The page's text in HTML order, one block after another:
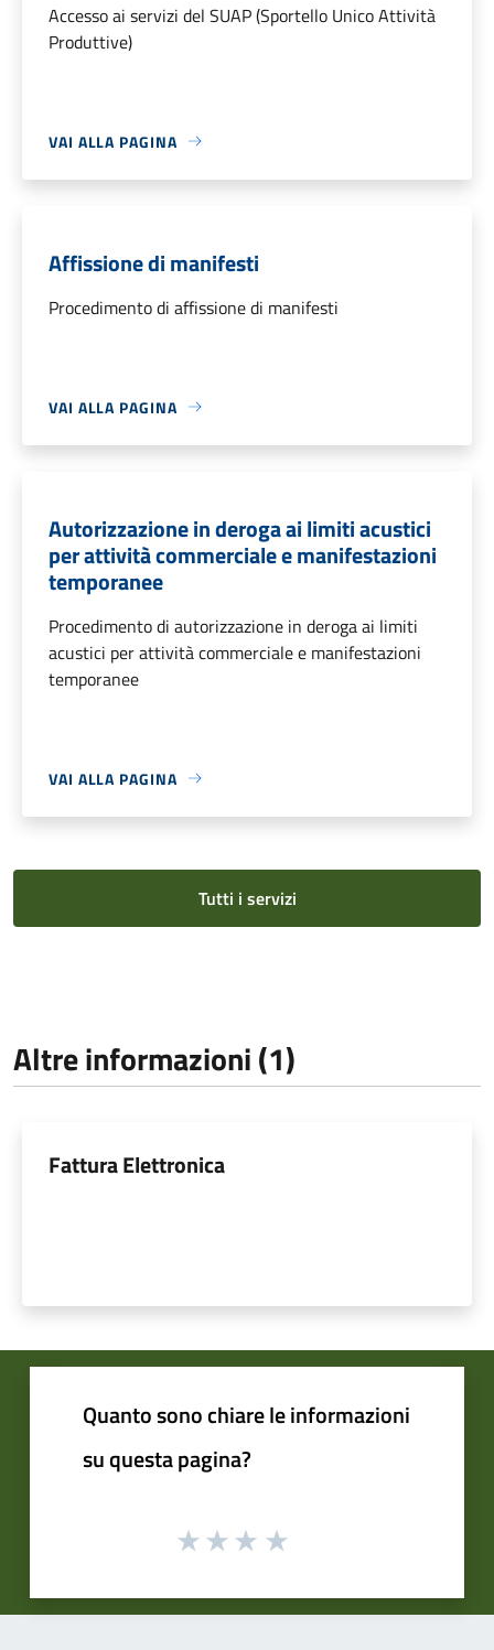
Accesso ai servizi del SUAP (Sportello Unico Attività
Produttive)
VAI ALLA PAGINA
Affissione di manifesti
Procedimento di affissione di manifesti
VAI ALLA PAGINA
Autorizzazione in deroga ai limiti acustici
per attività commerciale e manifestazioni
temporanee
Procedimento di autorizzazione in deroga ai limiti
acustici per attività commerciale e manifestazioni
temporanee
VAI ALLA PAGINA
Tutti i servizi
Altre informazioni (1)
Fattura Elettronica
Quanto sono chiare le informazioni
su questa pagina?